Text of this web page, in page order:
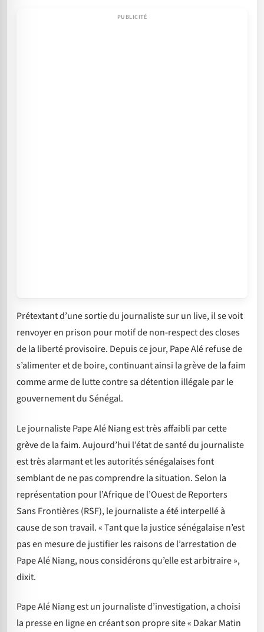
Prétextant d’une sortie du journaliste sur un live, il se voit
renvoyer en prison pour motif de non-respect des closes
de la liberté provisoire. Depuis ce jour, Pape Alé refuse de
s’alimenter et de boire, continuant ainsi la grève de la faim
comme arme de lutte contre sa détention illégale par le
gouvernement du Sénégal.
Le journaliste Pape Alé Niang est très affaibli par cette
grève de la faim. Aujourd’hui l’état de santé du journaliste
est très alarmant et les autorités sénégalaises font
semblant de ne pas comprendre la situation. Selon la
représentation pour l’Afrique de l’Ouest de Reporters
Sans Frontières (RSF), le journaliste a été interpellé à
cause de son travail. « Tant que la justice sénégalaise n’est
pas en mesure de justifier les raisons de l’arrestation de
Pape Alé Niang, nous considérons qu’elle est arbitraire »,
dixit.
Pape Alé Niang est un journaliste d’investigation, a choisi
la presse en ligne en créant son propre site « Dakar Matin